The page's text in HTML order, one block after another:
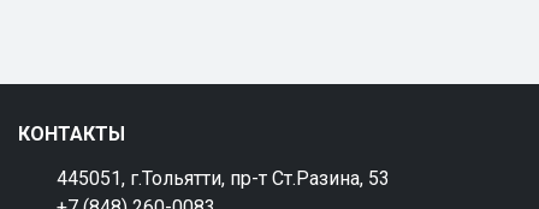
КОНТАКТЫ
445051, г.Тольятти, пр-т Ст.Разина, 53